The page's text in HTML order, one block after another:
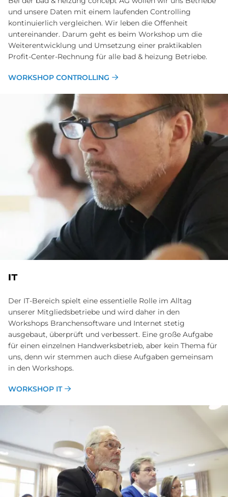
und unsere Daten mit einem laufenden Controlling
kontinuierlich vergleichen. Wir leben die Offenheit
untereinander. Darum geht es beim Workshop um die
Weiterentwicklung und Umsetzung einer praktikablen
Profit-Center-Rechnung für alle bad & heizung Betriebe.
WORKSHOP CONTROLLING
IT
Der IT-Bereich spielt eine essentielle Rolle im Alltag
unserer Mitgliedsbetriebe und wird daher in den
Workshops Branchensoftware und Internet stetig
ausgebaut, überprüft und verbessert. Eine große Aufgabe
für einen einzelnen Handwerksbetrieb, aber kein Thema für
uns, denn wir stemmen auch diese Aufgaben gemeinsam
in den Workshops.
WORKSHOP IT